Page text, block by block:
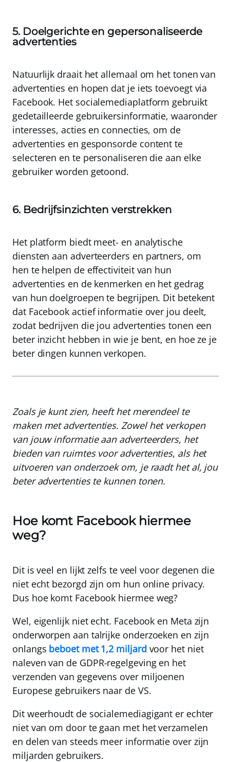
5. Doelgerichte en gepersonaliseerde
advertenties
Natuurlijk draait het allemaal om het tonen van
advertenties en hopen dat je iets toevoegt via
Facebook. Het socialemediaplatform gebruikt
gedetailleerde gebruikersinformatie, waaronder
interesses, acties en connecties, om de
advertenties en gesponsorde content te
selecteren en te personaliseren die aan elke
gebruiker worden getoond.
6. Bedrijfsinzichten verstrekken
Het platform biedt meet- en analytische
diensten aan adverteerders en partners, om
hen te helpen de effectiviteit van hun
advertenties en de kenmerken en het gedrag
van hun doelgroepen te begrijpen. Dit betekent
dat Facebook actief informatie over jou deelt,
zodat bedrijven die jou advertenties tonen een
beter inzicht hebben in wie je bent, en hoe ze je
beter dingen kunnen verkopen.
Zoals je kunt zien, heeft het merendeel te
maken met advertenties. Zowel het verkopen
van jouw informatie aan adverteerders, het
bieden van ruimtes voor advertenties, als het
uitvoeren van onderzoek om, je raadt het al, jou
beter advertenties te kunnen tonen.
Hoe komt Facebook hiermee
weg?
Dit is veel en lijkt zelfs te veel voor degenen die
niet echt bezorgd zijn om hun online privacy.
Dus hoe komt Facebook hiermee weg?
Wel, eigenlijk niet echt. Facebook en Meta zijn
onderworpen aan talrijke onderzoeken en zijn
onlangs beboet met 1,2 miljardvoor het niet
naleven van de GDPR-regelgeving en het
verzenden van gegevens over miljoenen
Europese gebruikers naar de VS.
Dit weerhoudt de socialemediagigant er echter
niet van om door te gaan met het verzamelen
en delen van steeds meer informatie over zijn
miljarden gebruikers.